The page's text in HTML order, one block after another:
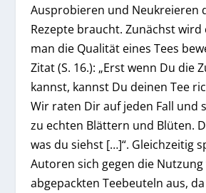
Ausprobieren und Neukreieren
Rezepte braucht. Zunächst wird
man die Qualität eines Tees
Zitat (S. 16.): „Erst wenn Du die
kannst, kannst Du deinen Tee
Wir raten Dir auf jeden Fall und
zu echten Blättern und Blüten.
was du siehst […]“. Gleichzeitig
Autoren sich gegen die Nutzung
abgepackten Teebeuteln aus,